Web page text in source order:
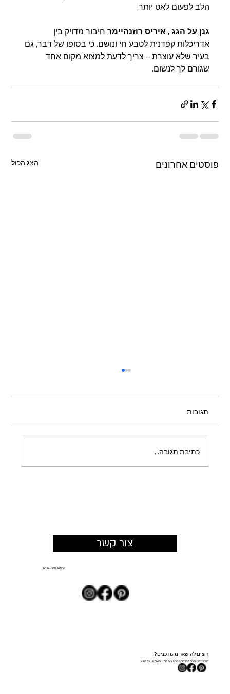
הלב לפעום לאט יותר.
גנן על הגג , איריס רוזנהיימר חיבור מדויק בין
אדריכלות קפדנית לטבע חי ונושם. כי בסופו של דבר, גם
בעיר שלא עוצרת – צריך לדעת למצוא מקום אחד
שגורם לך לנשום.
פוסטים אחרונים הצג הכול
תגובות
כתיבת תגובה...
צור קשר
הישארו מחוברים
מזמינים אתכם להצטרף לרשימת הדיוור של גנן על הגג.
רוצים להישאר מעודכנים?